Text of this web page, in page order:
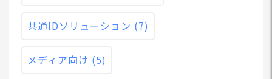
共通IDソリューション (7)
メディア向け (5)